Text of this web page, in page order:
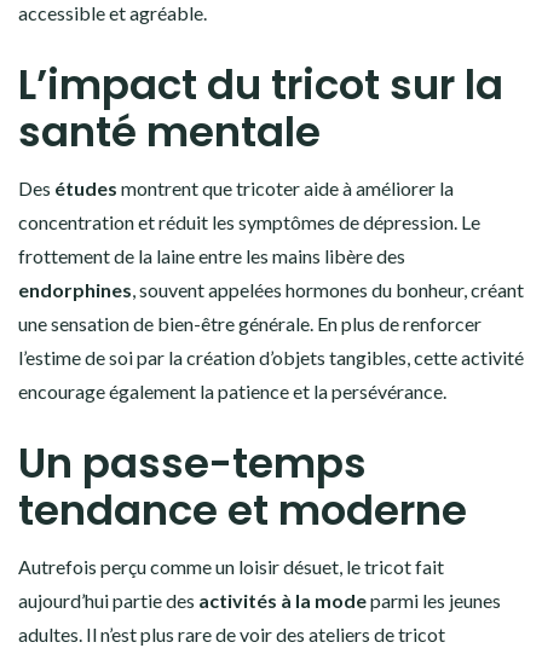
accessible et agréable.
L’impact du tricot sur la
santé mentale
Des études montrent que tricoter aide à améliorer la
concentration et réduit les symptômes de dépression. Le
frottement de la laine entre les mains libère des
endorphines, souvent appelées hormones du bonheur, créant
une sensation de bien-être générale. En plus de renforcer
l’estime de soi par la création d’objets tangibles, cette activité
encourage également la patience et la persévérance.
Un passe-temps
tendance et moderne
Autrefois perçu comme un loisir désuet, le tricot fait
aujourd’hui partie des activités à la modeparmi les jeunes
adultes. Il n’est plus rare de voir des ateliers de tricot